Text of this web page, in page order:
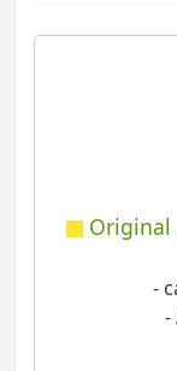
Original
-
-